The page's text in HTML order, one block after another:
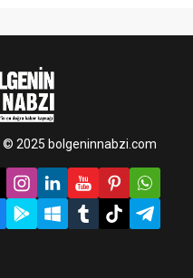
© 2025 bolgeninnabzi.com